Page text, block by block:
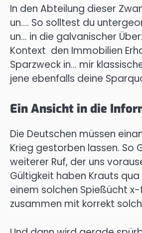
In den Abteilung dieser
un…. So solltest du
un… in die galvanischer
Kontext den Immobilien
Sparzweck in… mir
jene ebenfalls deine
Ein Ansicht in die
Die Deutschen müssen
Krieg gestorben lassen. So
weiterer Ruf, der uns
Gültigkeit haben Krauts
einem solchen Spießücht
zusammen mit korrekt